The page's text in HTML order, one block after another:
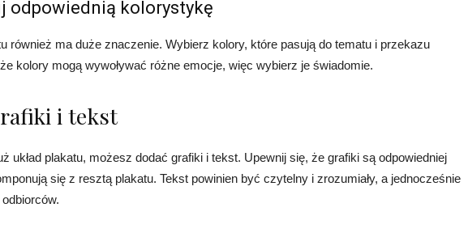
odpowiednią kolorystykę
również ma duże znaczenie. Wybierz kolory, które pasują do tematu i przekazu
kolory mogą wywoływać różne emocje, więc wybierz je świadomie.
i tekst
układ plakatu, możesz dodać grafiki i tekst. Upewnij się, że grafiki są odpowiedniej
się z resztą plakatu. Tekst powinien być czytelny i zrozumiały, a jednocześnie